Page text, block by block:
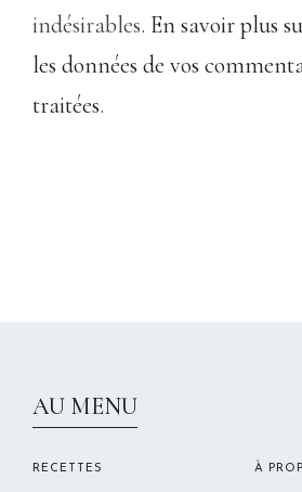
indésirables. En savoir plus
les données de vos
traitées.
AU MENU
RECETTES À